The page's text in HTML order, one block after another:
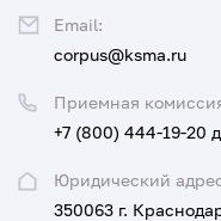
Юридический
350063 г.
Приемная
+7 (800) 444-19-20
Email:
corpus@ksma.ru